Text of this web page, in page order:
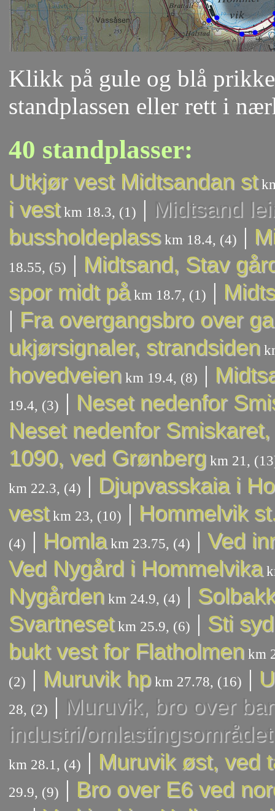
Klikk på gule og blå
standplassen eller rett i
40 standplasser:
Utkjør vest Midtsandan st
i vestkm 18.3, (1) | Midtsand
bussholdeplasskm 18.4, (4) |
18.55, (5) | Midtsand, Stav
spor midt påkm 18.7, (1) |
| Fra overgangsbro over
ukjørsignaler, strandsiden
hovedveien km 19.4, (8) |
19.4, (3) | Neset nedenfor
Neset nedenfor
1090, ved Grønberg km 21,
km 22.3, (4) | Djupvasskaia i
vestkm 23, (10) | Hommelvik
(4) | Homlakm 23.75, (4) | Ved
Ved Nygård i Hommelvika
Nygården km 24.9, (4) |
Svartnesetkm 25.9, (6) | Sti
bukt vest for Flatholmen km
(2) | Muruvik hpkm 27.78, (16) |
28, (2) | Muruvik, bro over
industri/omlastingsområdet
km 28.1, (4) | Muruvik øst, ved
29.9, (9) | Bro over E6 ved